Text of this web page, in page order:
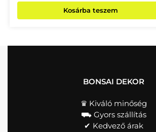
Kosárba teszem
BONSAI DEKOR
♛ Kiváló minőség
⛟ Gyors szállítás
✔︎ Kedvező árak